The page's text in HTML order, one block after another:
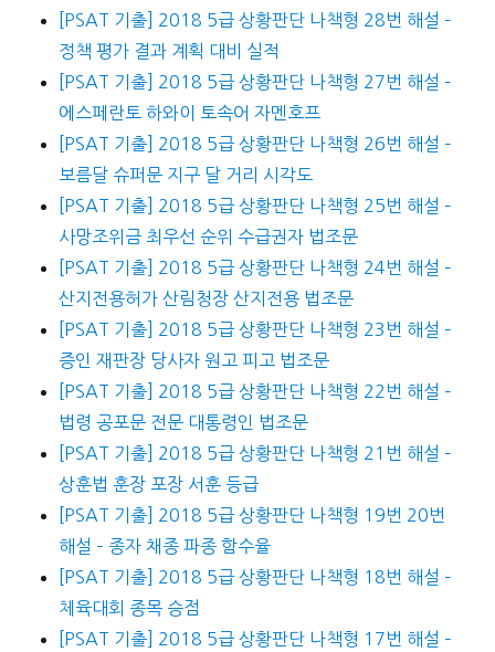
[PSAT 기출] 2018 5급 상황판단 나책형 28번 해설 –
정책 평가 결과 계획 대비 실적
[PSAT 기출] 2018 5급 상황판단 나책형 27번 해설 –
에스페란토 하와이 토속어 자멘호프
[PSAT 기출] 2018 5급 상황판단 나책형 26번 해설 –
보름달 슈퍼문 지구 달 거리 시각도
[PSAT 기출] 2018 5급 상황판단 나책형 25번 해설 –
사망조위금 최우선 순위 수급권자 법조문
[PSAT 기출] 2018 5급 상황판단 나책형 24번 해설 –
산지전용허가 산림청장 산지전용 법조문
[PSAT 기출] 2018 5급 상황판단 나책형 23번 해설 –
증인 재판장 당사자 원고 피고 법조문
[PSAT 기출] 2018 5급 상황판단 나책형 22번 해설 –
법령 공포문 전문 대통령인 법조문
[PSAT 기출] 2018 5급 상황판단 나책형 21번 해설 –
상훈법 훈장 포장 서훈 등급
[PSAT 기출] 2018 5급 상황판단 나책형 19번 20번
해설 – 종자 채종 파종 함수율
[PSAT 기출] 2018 5급 상황판단 나책형 18번 해설 –
체육대회 종목 승점
[PSAT 기출] 2018 5급 상황판단 나책형 17번 해설 –